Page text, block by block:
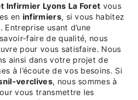
Infirmier Lyons La Foret vous
en infirmiers, si vous habitez
. Entreprise usant d’une
faire de qualité, nous
pour vous satisfaire. Nous
ainsi dans votre projet de
à l’écoute de vos besoins. Si
verclives, nous sommes à
vous transmettre les